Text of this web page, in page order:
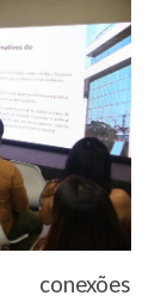
conexões